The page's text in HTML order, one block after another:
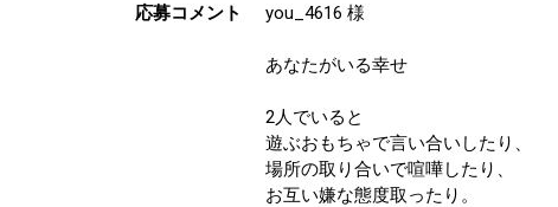
応募コメント you_4616 様
あなたがいる幸せ
2人でいると
遊ぶおもちゃで言い合いしたり、
場所の取り合いで喧嘩したり、
お互い嫌な態度取ったり。